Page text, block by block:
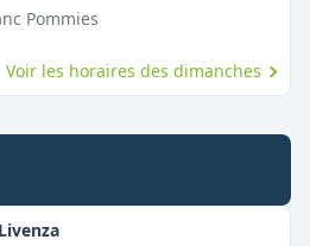
Pommies
Voir les horaires des dimanches
,